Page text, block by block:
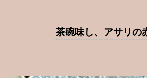
茶碗味し、アサリの